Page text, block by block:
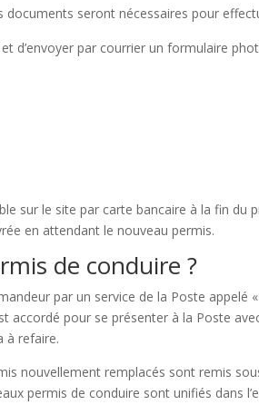
documents seront nécessaires pour
d’envoyer par courrier un formulaire
sur le site par carte bancaire à la fin du
en attendant le nouveau permis.
de conduire ?
par un service de la Poste appelé
accordé pour se présenter à la Poste
à refaire.
nouvellement remplacés sont remis
permis de conduire sont unifiés dans